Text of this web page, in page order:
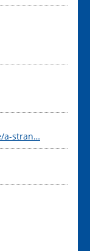
a-stran…